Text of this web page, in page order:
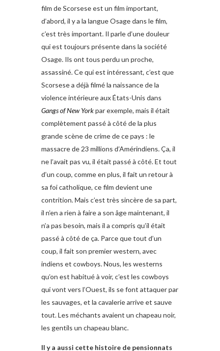
film de Scorsese est un film important,
d’abord, il y a la langue Osage dans le film,
c’est très important. Il parle d’une douleur
qui est toujours présente dans la société
Osage. Ils ont tous perdu un proche,
assassiné. Ce qui est intéressant, c’est que
Scorsese a déjà filmé la naissance de la
violence intérieure aux États-Unis dans
Gangs of New Yorkpar exemple, mais il était
complètement passé à côté de la plus
grande scène de crime de ce pays : le
massacre de 23 millions d’Amérindiens. Ça, il
ne l’avait pas vu, il était passé à côté. Et tout
d’un coup, comme en plus, il fait un retour à
sa foi catholique, ce film devient une
contrition. Mais c’est très sincère de sa part,
il n’en a rien à faire a son âge maintenant, il
n’a pas besoin, mais il a compris qu’il était
passé à côté de ça. Parce que tout d’un
coup, il fait son premier western, avec
indiens et cowboys. Nous, les westerns
qu’on est habitué à voir, c’est les cowboys
qui vont vers l’Ouest, ils se font attaquer par
les sauvages, et la cavalerie arrive et sauve
tout. Les méchants avaient un chapeau noir,
les gentils un chapeau blanc.
Il y a aussi cette histoire de pensionnats